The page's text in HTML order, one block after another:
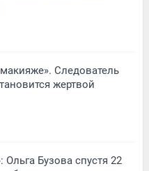
Следователь
жертвой
Бузова спустя 22